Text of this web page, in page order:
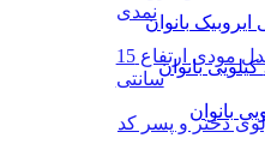
نمدی
عروسک اختاپوس مدل مودی ارتفاع 15
سانتی